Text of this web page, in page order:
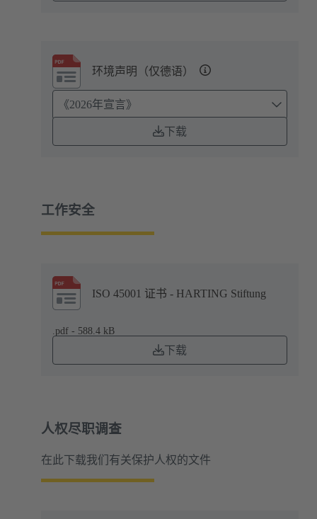
环境声明（仅德语）
《2026年宣言》
下载
工作安全
ISO 45001 证书 - HARTING Stiftung
.pdf - 588.4 kB
下载
人权尽职调查
在此下载我们有关保护人权的文件